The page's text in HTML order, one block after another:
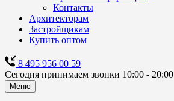
Контакты
Архитекторам
Застройщикам
Купить оптом
8 495 956 00 59
Сегодня принимаем звонки 10:00 - 20:00
Меню